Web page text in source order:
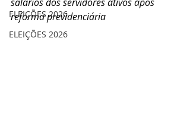
ELEIÇÕES 2026
ELEIÇÕES 2026
reforma previdenciária